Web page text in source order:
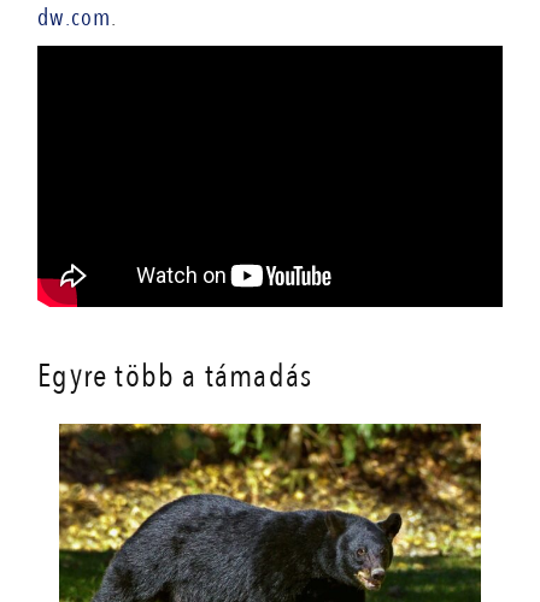
dw.com.
Egyre több a támadás